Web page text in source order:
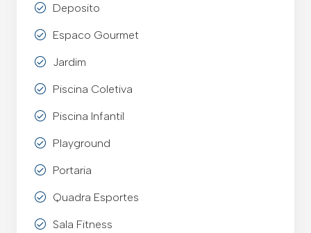
Deposito
Espaco Gourmet
Jardim
Piscina Coletiva
Piscina Infantil
Playground
Portaria
Quadra Esportes
Sala Fitness